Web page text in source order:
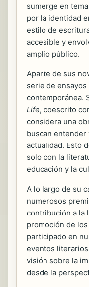
sumerge en
por la identidad
estilo de
accesible y
amplio público.
Aparte de sus
serie de
contemporánea.
Life, coescrito
considera una
buscan entender
actualidad. Esto
solo con la
educación y la
A lo largo de su
numerosos
contribución a la
promoción de
participado en
eventos
visión sobre la
desde la